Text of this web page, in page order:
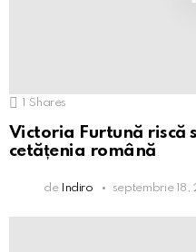
1 Shares
Victoria Furtună riscă
cetățenia română
de Indiro septembrie